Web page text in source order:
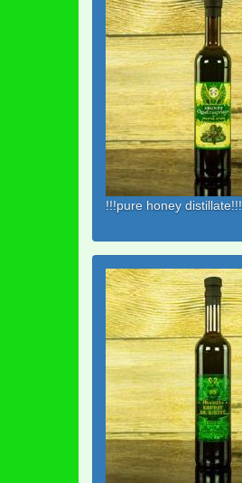
!!!pure honey distillate!!!